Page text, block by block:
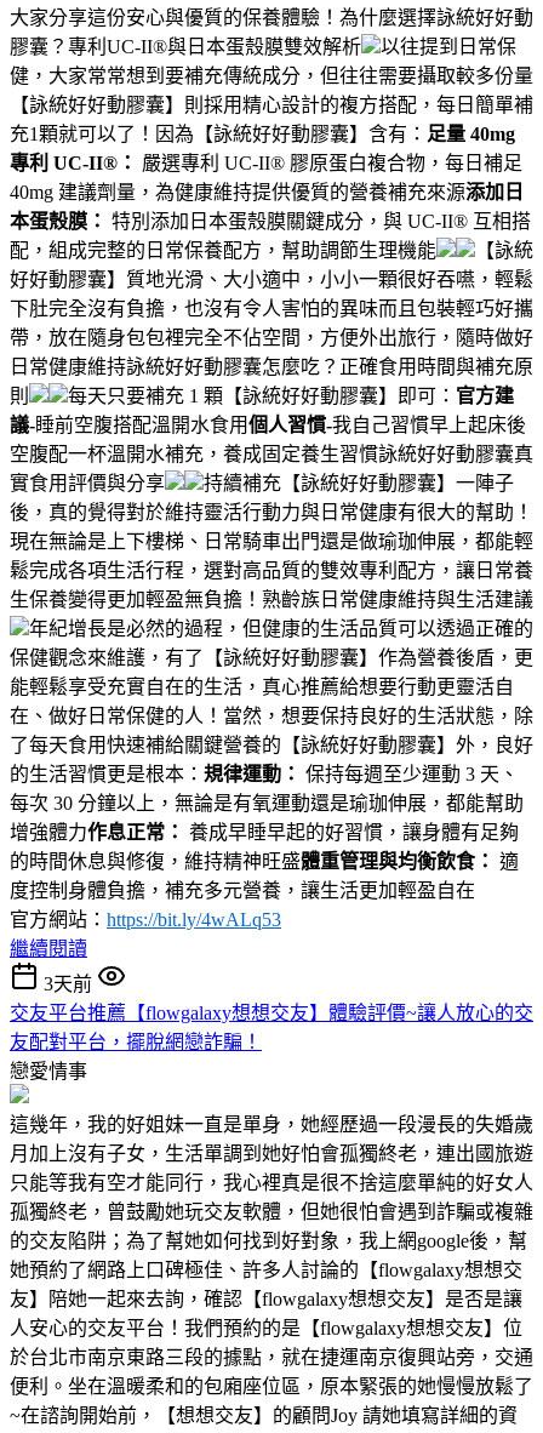
大家分享這份安心與優質的保養體驗！為什麼選擇詠統好好動
膠囊？專利UC-II®與日本蛋殼膜雙效解析
以往提到日常保
健，大家常常想到要補充傳統成分，但往往需要攝取較多份量
【詠統好好動膠囊】則採用精心設計的複方搭配，每日簡單補
充1顆就可以了！因為【詠統好好動膠囊】含有： 足量 40mg
專利 UC-II®：
嚴選專利 UC-II® 膠原蛋白複合物，每日補足
40mg 建議劑量，為健康維持提供優質的營養補充來源添加日
本蛋殼膜： 特別添加日本蛋殼膜關鍵成分，與 UC-II® 互相搭
配，組成完整的日常保養配方，幫助調節生理機能
【詠統
好好動膠囊】質地光滑、大小適中，小小一顆很好吞嚥，輕鬆
下肚完全沒有負擔，也沒有令人害怕的異味而且包裝輕巧好攜
帶，放在隨身包包裡完全不佔空間，方便外出旅行，隨時做好
日常健康維持詠統好好動膠囊怎麼吃？正確食用時間與補充原
則
每天只要補充 1 顆【詠統好好動膠囊】即可： 官方建
議-睡前空腹搭配溫開水食用個人習慣-我自己習慣早上起床後
空腹配一杯溫開水補充，養成固定養生習慣詠統好好動膠囊真
實食用評價與分享
持續補充【詠統好好動膠囊】一陣子
後，真的覺得對於維持靈活行動力與日常健康有很大的幫助！
現在無論是上下樓梯、日常騎車出門還是做瑜珈伸展，都能輕
鬆完成各項生活行程，選對高品質的雙效專利配方，讓日常養
生保養變得更加輕盈無負擔！熟齡族日常健康維持與生活建議
年紀增長是必然的過程，但健康的生活品質可以透過正確的
保健觀念來維護，有了【詠統好好動膠囊】作為營養後盾，更
能輕鬆享受充實自在的生活，真心推薦給想要行動更靈活自
在、做好日常保健的人！當然，想要保持良好的生活狀態，除
了每天食用快速補給關鍵營養的【詠統好好動膠囊】外，良好
的生活習慣更是根本： 規律運動： 保持每週至少運動 3 天、
每次 30 分鐘以上，無論是有氧運動還是瑜珈伸展，都能幫助
增強體力作息正常： 養成早睡早起的好習慣，讓身體有足夠
的時間休息與修復，維持精神旺盛體重管理與均衡飲食： 適
度控制身體負擔，補充多元營養，讓生活更加輕盈自在
官方網站： https://bit.ly/4wALq53
繼續閱讀
3天前
交友平台推薦【flowgalaxy想想交友】體驗評價~讓人放心的交
友配對平台，擺脫網戀詐騙！
戀愛情事
這幾年，我的好姐妹一直是單身，她經歷過一段漫長的失婚歲
月加上沒有子女，生活單調到她好怕會孤獨終老，連出國旅遊
只能等我有空才能同行，我心裡真是很不捨這麼單純的好女人
孤獨終老，曾鼓勵她玩交友軟體，但她很怕會遇到詐騙或複雜
的交友陷阱；為了幫她如何找到好對象，我上網google後，幫
她預約了網路上口碑極佳、許多人討論的【flowgalaxy想想交
友】陪她一起來去詢，確認【flowgalaxy想想交友】是否是讓
人安心的交友平台！我們預約的是【flowgalaxy想想交友】位
於台北市南京東路三段的據點，就在捷運南京復興站旁，交通
便利。坐在溫暖柔和的包廂座位區，原本緊張的她慢慢放鬆了
~在諮詢開始前，【想想交友】的顧問Joy 請她填寫詳細的資